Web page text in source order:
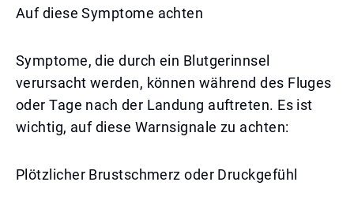
Auf diese Symptome achten
Symptome, die durch ein Blutgerinnsel
verursacht werden, können während des Fluges
oder Tage nach der Landung auftreten. Es ist
wichtig, auf diese Warnsignale zu achten:
Plötzlicher Brustschmerz oder Druckgefühl